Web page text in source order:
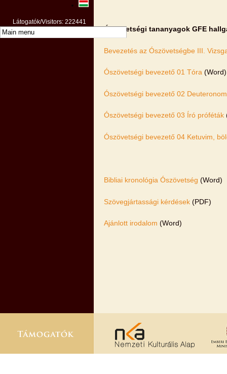
Ószövetségi tananyagok GFE
Bevezetés az Ószövetségbe III.
Ószövetségi bevezető 01 Tóra (Word)
Ószövetségi bevezető 02
Ószövetségi bevezető 03 Író próféták
Ószövetségi bevezető 04 Ketuvim,
Bibliai kronológia Ószövetség (Word)
Szövegjártassági kérdések (PDF)
Ajánlott irodalom (Word)
Látogatók/Visitors: 222441